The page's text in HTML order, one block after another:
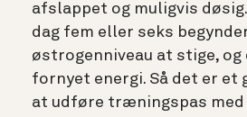
afslappet og muligvis
dag fem eller seks
østrogenniveau at stige, og
fornyet energi. Så det er et
at udføre træningspas med